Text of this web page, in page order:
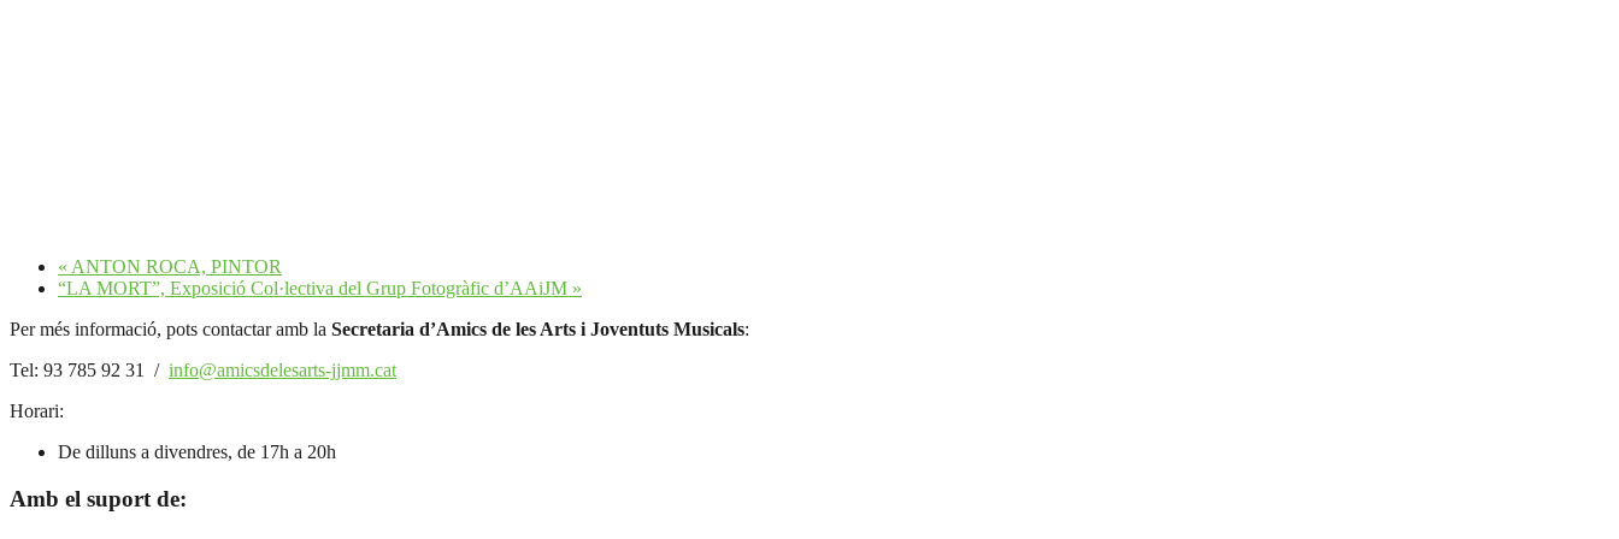
« ANTON ROCA, PINTOR
“LA MORT”, Exposició Col·lectiva del Grup Fotogràfic d’AAiJM »
Per més informació, pots contactar amb la Secretaria d’Amics de les Arts i Joventuts Musicals:
Tel: 93 785 92 31 / info@amicsdelesarts-jjmm.cat
Horari:
De dilluns a divendres, de 17h a 20h
Amb el suport de: